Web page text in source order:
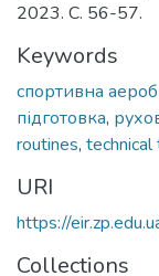
2023. С. 56-57.
Keywords
спортивна
підготовка,
routines, technical
URI
https://
Collections